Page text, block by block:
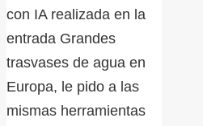
con IA realizada en la
entrada Grandes
trasvases de agua en
Europa, le pido a las
mismas herramientas